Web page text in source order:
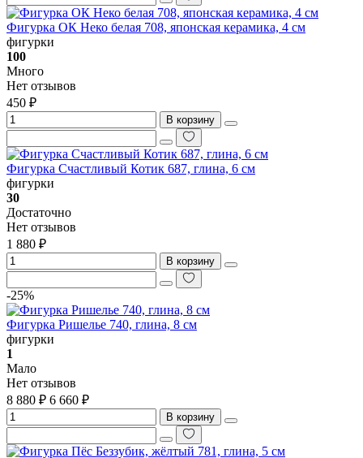
Фигурка ОК Неко белая 708, японская керамика, 4 см
фигурки
100
Много
Нет отзывов
450 ₽
В корзину
Фигурка Счастливый Котик 687, глина, 6 см
фигурки
30
Достаточно
Нет отзывов
1 880 ₽
В корзину
-25%
Фигурка Ришелье 740, глина, 8 см
фигурки
1
Мало
Нет отзывов
8 880 ₽ 6 660 ₽
В корзину